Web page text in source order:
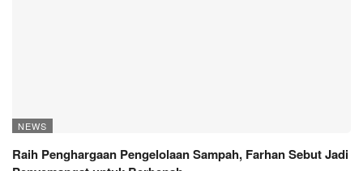
NEWS
Raih Penghargaan Pengelolaan Sampah, Farhan Sebut Jadi